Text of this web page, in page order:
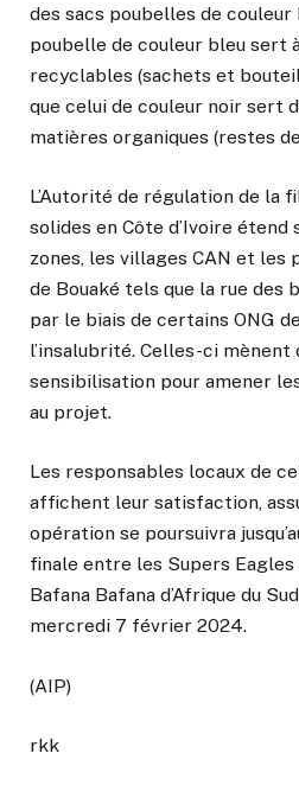
des sacs poubelles de couleur
poubelle de couleur bleu sert
recyclables (sachets et
que celui de couleur noir sert
matières organiques (restes
L’Autorité de régulation de la
solides en Côte d’Ivoire étend
zones, les villages CAN et les
de Bouaké tels que la rue des
par le biais de certains ONG
l’insalubrité. Celles-ci mènent
sensibilisation pour amener
au projet.
Les responsables locaux de
affichent leur satisfaction,
opération se poursuivra
finale entre les Supers
Bafana Bafana d’Afrique du
mercredi 7 février 2024.
(AIP)
rkk